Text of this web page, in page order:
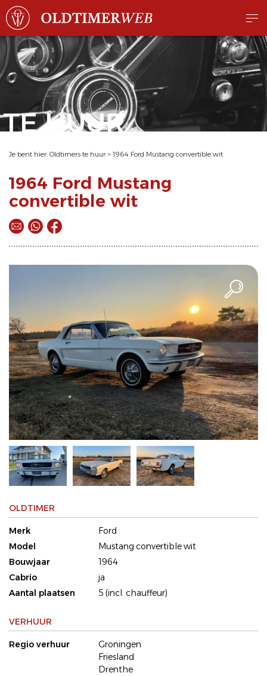
TE HUUR
Je bent hier: Oldtimers te huur > 1964 Ford Mustang convertible wit
1964 Ford Mustang
convertible wit
OLDTIMER
Merk
Ford
Model
Mustang convertible wit
Bouwjaar
1964
Cabrio
ja
Aantal plaatsen
5 (incl. chauffeur)
VERHUUR
Regio verhuur
Groningen
Friesland
Drenthe